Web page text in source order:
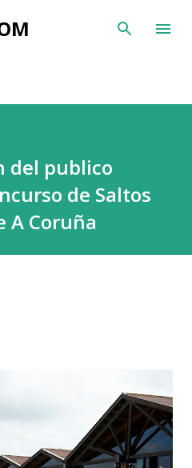
principal
del publico
de Saltos
A Coruña